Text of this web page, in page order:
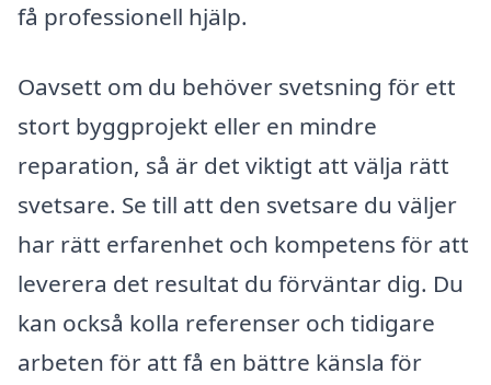
få professionell hjälp.
Oavsett om du behöver svetsning för ett
stort byggprojekt eller en mindre
reparation, så är det viktigt att välja rätt
svetsare. Se till att den svetsare du väljer
har rätt erfarenhet och kompetens för att
leverera det resultat du förväntar dig. Du
kan också kolla referenser och tidigare
arbeten för att få en bättre känsla för